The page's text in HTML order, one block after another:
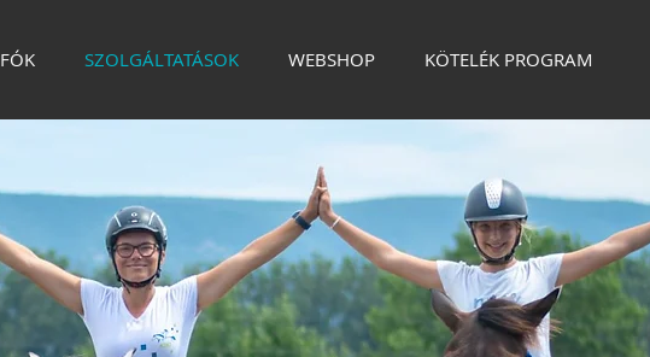
SZOLGÁLTATÁSOK WEBSHOP KÖTELÉK PROGRAM